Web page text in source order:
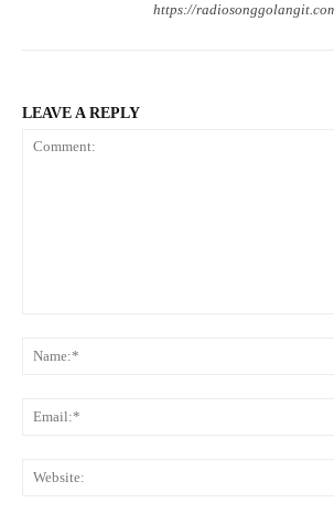
https://
LEAVE A REPLY